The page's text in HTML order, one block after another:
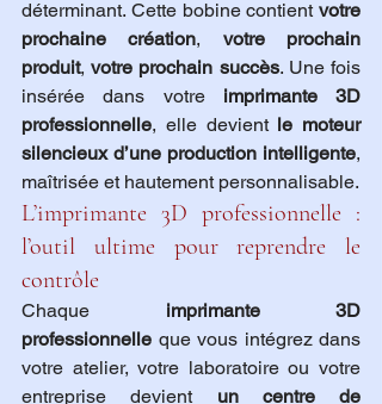
déterminant. Cette bobine contient votre
prochaine création, votre prochain
produit, votre prochain succès. Une fois
insérée dans votre imprimante 3D
professionnelle, elle devient le moteur
silencieux d’une production intelligente,
maîtrisée et hautement personnalisable.
L’imprimante 3D professionnelle :
l’outil ultime pour reprendre le
contrôle
Chaque imprimante 3D
professionnelle que vous intégrez dans
votre atelier, votre laboratoire ou votre
entreprise devient un centre de